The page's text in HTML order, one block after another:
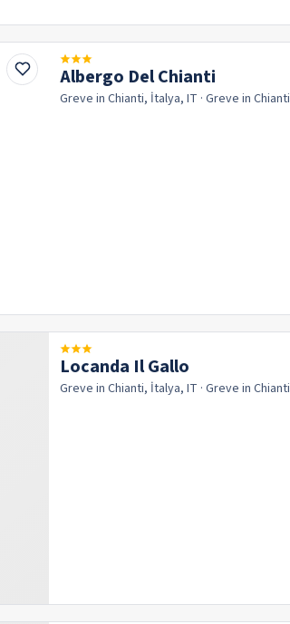
Albergo Del Chianti
Greve in Chianti, İtalya, IT · Greve in Chianti
Locanda Il Gallo
Greve in Chianti, İtalya, IT · Greve in Chianti